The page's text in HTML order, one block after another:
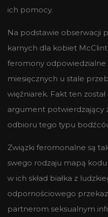
ich pomocy.
Na podstawie obserwacji
karnych dla kobiet
feromony odpowiedzialne
miesięcznych u stale
więźniarek. Fakt ten
argument potwierdzający
odbioru tego typu
Związki feromonalne są
swego rodzaju mapą
w ich skład białka z
odpornościowego
partnerom seksualnym